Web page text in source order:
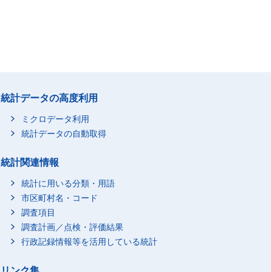
統計データの高度利用
ミクロデータ利用
統計データの自動取得
統計関連情報
統計に用いる分類・用語
市区町村名・コード
調査項目
調査計画／点検・評価結果
行政記録情報等を活用している統計